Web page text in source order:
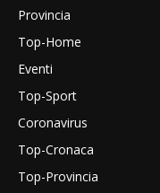
Provincia
Top-Home
Eventi
Top-Sport
Coronavirus
Top-Cronaca
Top-Provincia